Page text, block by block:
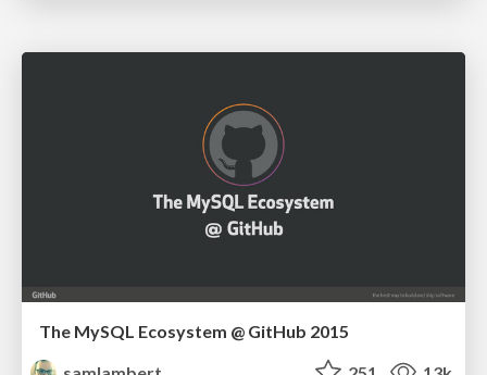
The MySQL Ecosystem @ GitHub 2015